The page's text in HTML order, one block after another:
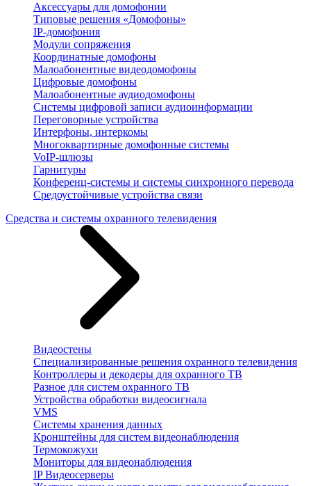
Аксессуары для домофонии
Типовые решения «Домофоны»
IP-домофония
Модули сопряжения
Координатные домофоны
Малоабонентные видеодомофоны
Цифровые домофоны
Малоабонентные аудиодомофоны
Системы цифровой записи аудиоинформации
Переговорные устройства
Интерфоны, интеркомы
Многоквартирные домофонные системы
VoIP-шлюзы
Гарнитуры
Конференц-системы и системы синхронного перевода
Средоустойчивые устройства связи
Средства и системы охранного телевидения
Видеостены
Специализированные решения охранного телевидения
Контроллеры и декодеры для охранного ТВ
Разное для систем охранного ТВ
Устройства обработки видеосигнала
VMS
Системы хранения данных
Кронштейны для систем видеонаблюдения
Термокожухи
Мониторы для видеонаблюдения
IP Видеосерверы